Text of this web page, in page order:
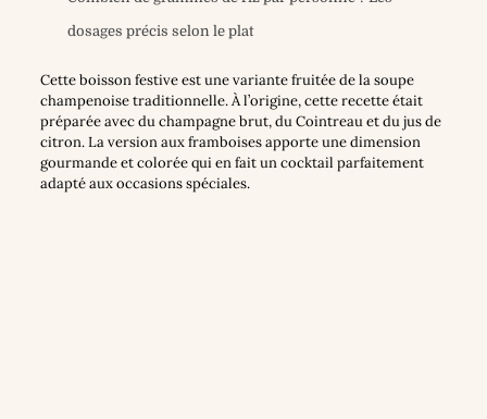
dosages précis selon le plat
Cette boisson festive est une variante fruitée de la soupe
champenoise traditionnelle. À l’origine, cette recette était
préparée avec du champagne brut, du Cointreau et du jus de
citron. La version aux framboises apporte une dimension
gourmande et colorée qui en fait un cocktail parfaitement
adapté aux occasions spéciales.